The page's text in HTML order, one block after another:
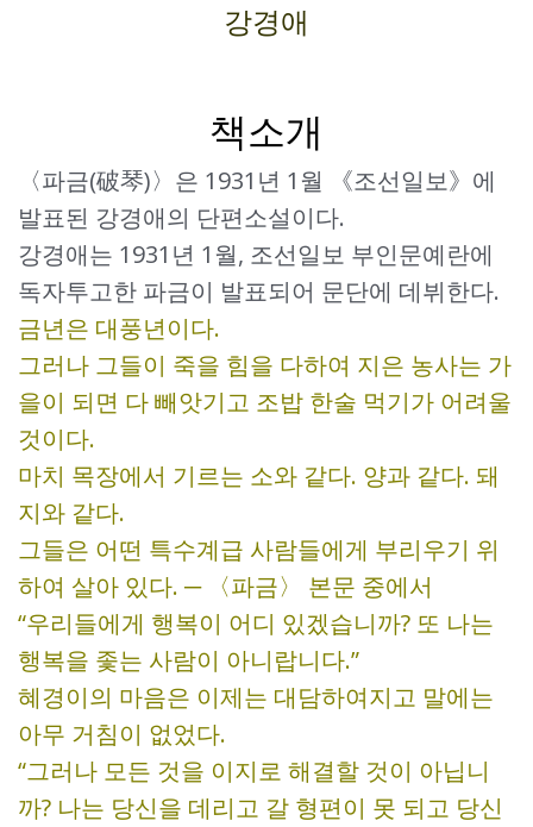
강경애
책소개
〈파금(破琴)〉은 1931년 1월 《조선일보》에
발표된 강경애의 단편소설이다.
강경애는 1931년 1월, 조선일보 부인문예란에
독자투고한 파금이 발표되어 문단에 데뷔한다.
금년은 대풍년이다.
그러나 그들이 죽을 힘을 다하여 지은 농사는 가
을이 되면 다 빼앗기고 조밥 한술 먹기가 어려울
것이다.
마치 목장에서 기르는 소와 같다. 양과 같다. 돼
지와 같다.
그들은 어떤 특수계급 사람들에게 부리우기 위
하여 살아 있다. ─ 〈파금〉 본문 중에서
“우리들에게 행복이 어디 있겠습니까? 또 나는
행복을 좇는 사람이 아니랍니다.”
혜경이의 마음은 이제는 대담하여지고 말에는
아무 거침이 없었다.
“그러나 모든 것을 이지로 해결할 것이 아닙니
까? 나는 당신을 데리고 갈 형편이 못 되고 당신